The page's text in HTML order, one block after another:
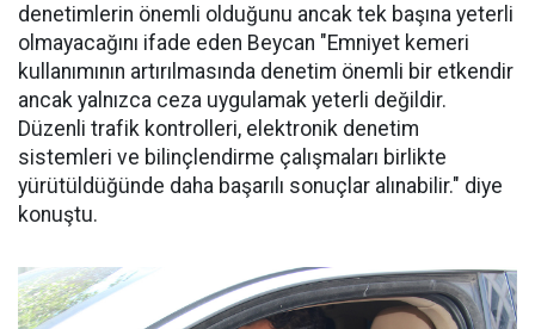
denetimlerin önemli olduğunu ancak tek başına yeterli
olmayacağını ifade eden Beycan "Emniyet kemeri
kullanımının artırılmasında denetim önemli bir etkendir
ancak yalnızca ceza uygulamak yeterli değildir.
Düzenli trafik kontrolleri, elektronik denetim
sistemleri ve bilinçlendirme çalışmaları birlikte
yürütüldüğünde daha başarılı sonuçlar alınabilir." diye
konuştu.